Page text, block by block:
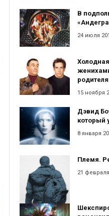
В
24 июля
15 ноября
Дэвид
который
8 января
Племя.
21